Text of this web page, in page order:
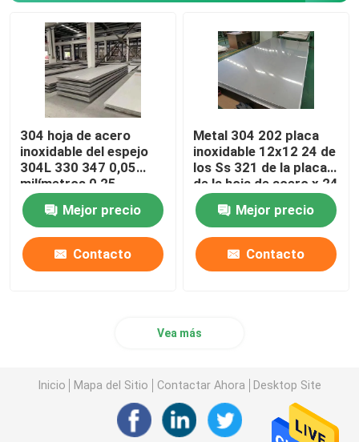
304 hoja de acero
inoxidable del espejo
304L 330 347 0,05
milímetros 0,25
milímetros 0,4
milímetros 0,7
milímetros
Mejor precio
Contacto
Metal 304 202 placa
inoxidable 12x12 24 de
los Ss 321 de la placa
de la hoja de acero x 24
24 x 36 24 x 48
Mejor precio
Contacto
Vea más
Inicio Mapa del Sitio Contactar Ahora Desktop Site